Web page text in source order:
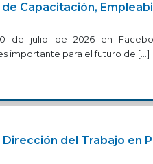
Capacitación,
de julio de 2026 en
importante para el futuro de […]
del Trabajo en